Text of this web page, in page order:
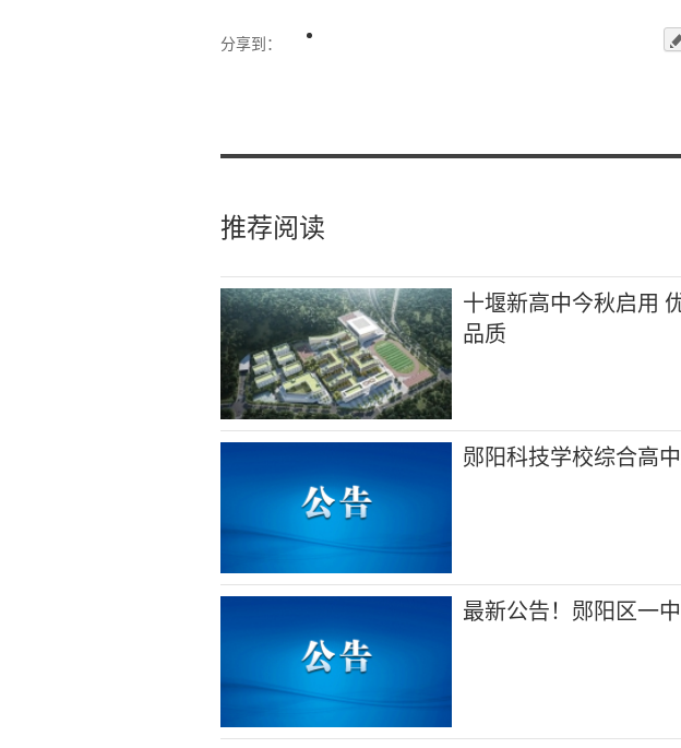
分享到：
推荐阅读
十堰新高中今秋启用
品质
郧阳科技学校综合高
最新公告！郧阳区一